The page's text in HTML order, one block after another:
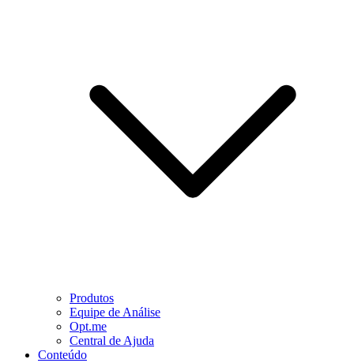
Produtos
Equipe de Análise
Opt.me
Central de Ajuda
Conteúdo